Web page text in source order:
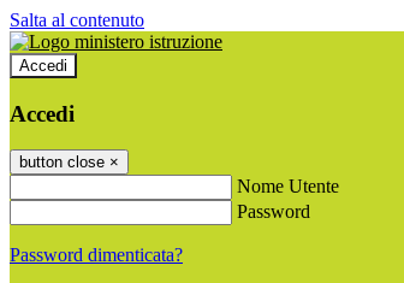
Salta al contenuto
Accedi
Accedi
button close ×
Nome Utente
Password
Password dimenticata?